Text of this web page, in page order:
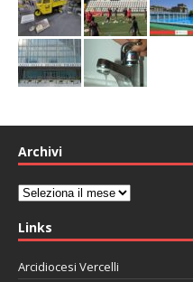
Archivi
Archivi
Links
Arcidiocesi Vercelli